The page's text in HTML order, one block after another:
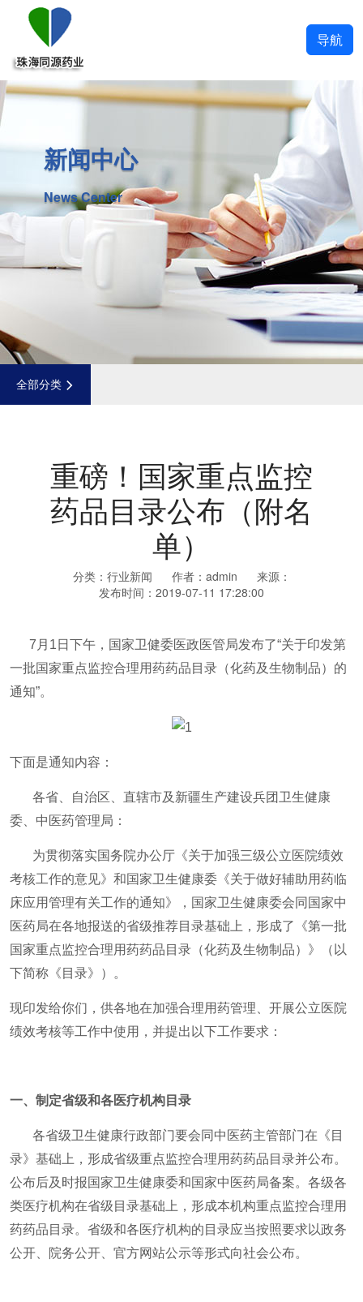
导航
新闻中心
News Center
全部分类
重磅！国家重点监控
药品目录公布（附名
单）
分类： 行业新闻 作者：admin
来源：
发布时间：2019-07-11 17:28:00
7月1日下午，国家卫健委医政医管局发布了“关于印发第
一批国家重点监控合理用药药品目录（化药及生物制品）的
通知”。
下面是通知内容：
各省、自治区、直辖市及新疆生产建设兵团卫生健康
委、中医药管理局：
为贯彻落实国务院办公厅《关于加强三级公立医院绩效
考核工作的意见》和国家卫生健康委《关于做好辅助用药临
床应用管理有关工作的通知》，国家卫生健康委会同国家中
医药局在各地报送的省级推荐目录基础上，形成了《第一批
国家重点监控合理用药药品目录（化药及生物制品）》（以
下简称《目录》）。
现印发给你们，供各地在加强合理用药管理、开展公立医院
绩效考核等工作中使用，并提出以下工作要求：
一、制定省级和各医疗机构目录
各省级卫生健康行政部门要会同中医药主管部门在《目
录》基础上，形成省级重点监控合理用药药品目录并公布。
公布后及时报国家卫生健康委和国家中医药局备案。各级各
类医疗机构在省级目录基础上，形成本机构重点监控合理用
药药品目录。省级和各医疗机构的目录应当按照要求以政务
公开、院务公开、官方网站公示等形式向社会公布。